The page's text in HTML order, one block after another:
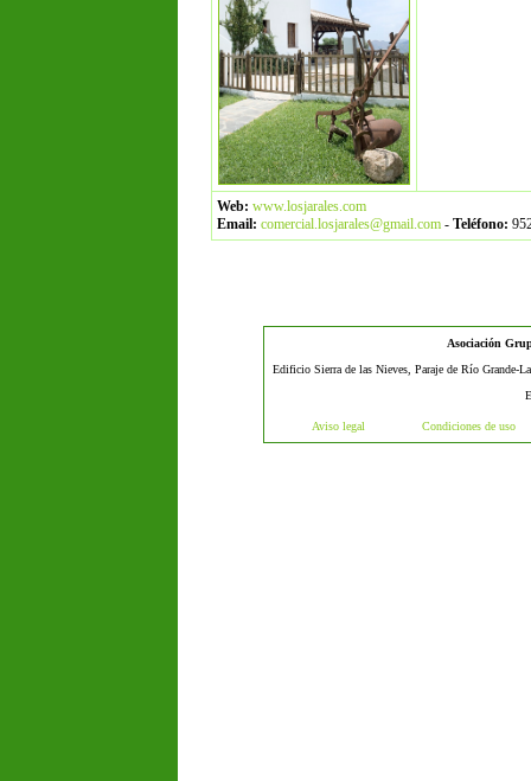
Web: www.losjarales.com
Email: comercial.losjarales@gmail.com -Teléfono:
Asociación
Edificio Sierra de las Nieves, Paraje de Río
Aviso legal Condiciones de uso